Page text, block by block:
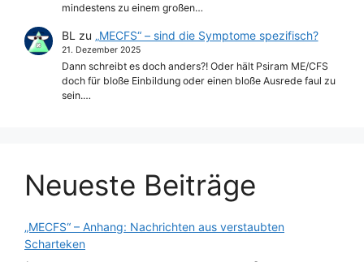
mindestens zu einem großen…
BL zu „MECFS“ – sind die Symptome spezifisch?
21. Dezember 2025
Dann schreibt es doch anders?! Oder hält Psiram ME/CFS
doch für bloße Einbildung oder einen bloße Ausrede faul zu
sein.…
Neueste Beiträge
„MECFS“ – Anhang: Nachrichten aus verstaubten
Scharteken